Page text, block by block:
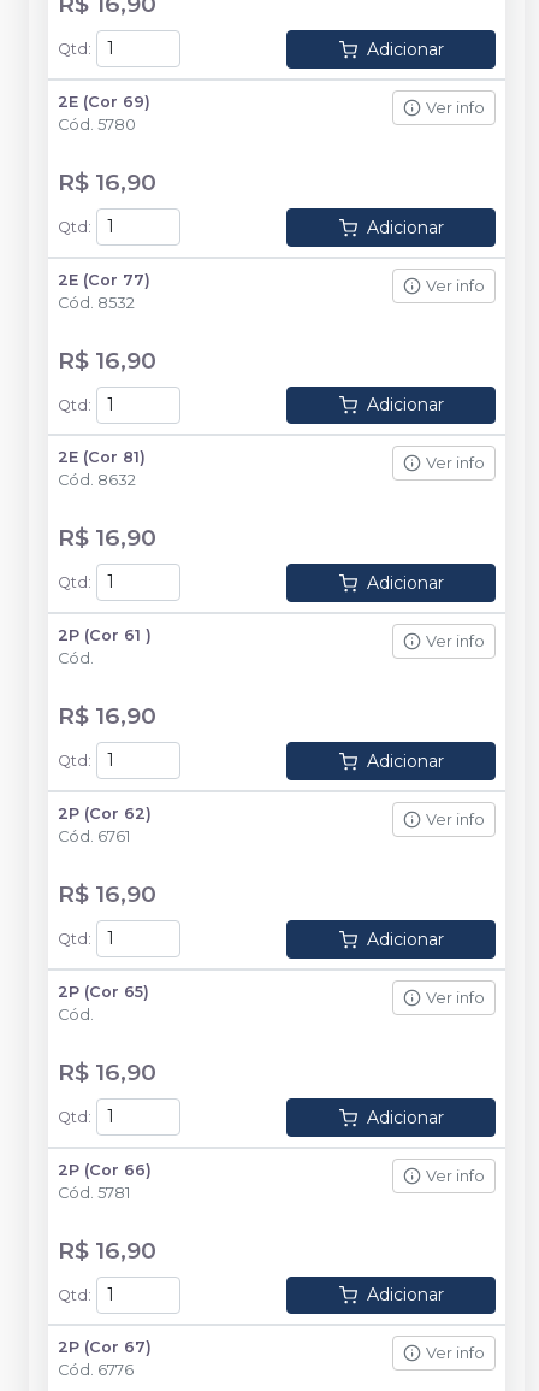
Qtd : Adicionar
2E (Cor 69)
Cód. 5780
Ver info
R$ 16,90
Qtd: Adicionar
2E (Cor 77)
Cód. 8532
Ver info
R$ 16,90
Qtd: Adicionar
2E (Cor 81)
Cód. 8632
Ver info
R$ 16,90
Qtd : Adicionar
2P (Cor 61 )
Cód.
Ver info
R$ 16,90
Qtd : Adicionar
2P (Cor 62)
Cód. 6761
Ver info
R$ 16,90
Qtd : Adicionar
2P (Cor 65)
Cód.
Ver info
R$ 16,90
Qtd : Adicionar
2P (Cor 66)
Cód. 5781
Ver info
R$ 16,90
Qtd: Adicionar
2P (Cor 67)
Cód. 6776
Ver info